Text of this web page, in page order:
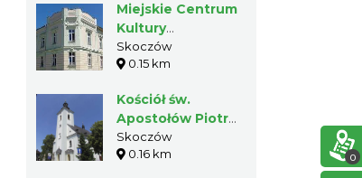
Miejskie Centrum
Kultury
"INTEGRATOR"
Skoczów
0.15 km
Kościół św.
Apostołów Piotra i
Pawła w
Skoczowie
Skoczów
0.16 km
0